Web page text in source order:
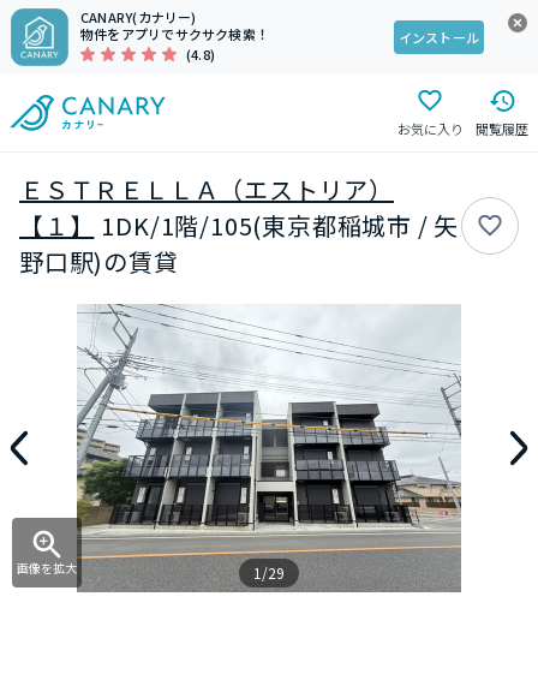
CANARY(カナリー)
物件をアプリでサクサク検索！
(4.8)
インストール
お気に入り 閲覧履歴
ＥＳＴＲＥＬＬＡ（エストリア）
【１】
1DK/1階/105(東京都稲城市 / 矢
野口駅)の賃貸
画像を拡大 1/29